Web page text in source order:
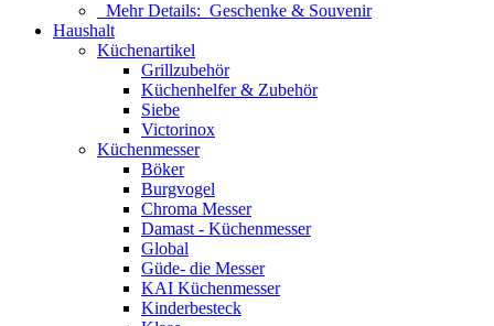
Mehr Details: Geschenke & Souvenir
Haushalt
Küchenartikel
Grillzubehör
Küchenhelfer & Zubehör
Siebe
Victorinox
Küchenmesser
Böker
Burgvogel
Chroma Messer
Damast - Küchenmesser
Global
Güde- die Messer
KAI Küchenmesser
Kinderbesteck